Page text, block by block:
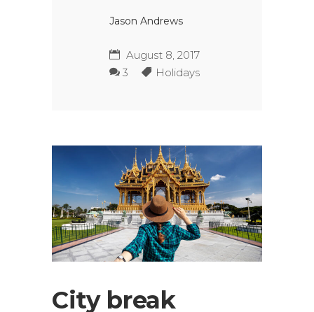
Jason Andrews
August 8, 2017
3
Holidays
City break